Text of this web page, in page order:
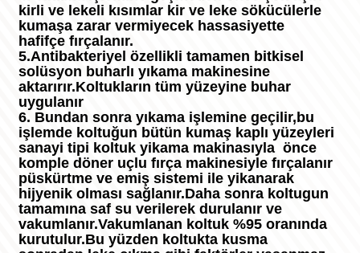
kirli ve lekeli kısımlar kir ve leke sökücülerle
kumaşa zarar vermiyecek hassasiyette
hafifçe fırçalanır.
5.Antibakteriyel özellikli tamamen bitkisel
solüsyon buharlı yıkama makinesine
aktarırır.Koltukların tüm yüzeyine buhar
uygulanır
6. Bundan sonra yıkama işlemine geçilir,bu
işlemde koltuğun bütün kumaş kaplı yüzeyleri
sanayi tipi koltuk yikama makinasıyla önce
komple döner uçlu fırça makinesiyle fırçalanır
püskürtme ve emiş sistemi ile yikanarak
hijyenik olması sağlanır.Daha sonra koltugun
tamamına saf su verilerek durulanır ve
vakumlanır.Vakumlanan koltuk %95 oranında
kurutulur.Bu yüzden koltukta kusma